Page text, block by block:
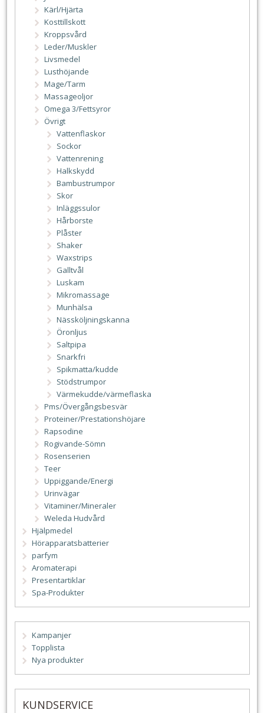
Kärl/Hjärta
Kosttillskott
Kroppsvård
Leder/Muskler
Livsmedel
Lusthöjande
Mage/Tarm
Massageoljor
Omega 3/Fettsyror
Övrigt
Vattenflaskor
Sockor
Vattenrening
Halkskydd
Bambustrumpor
Skor
Inläggssulor
Hårborste
Plåster
Shaker
Waxstrips
Galltvål
Luskam
Mikromassage
Munhälsa
Nässköljningskanna
Öronljus
Saltpipa
Snarkfri
Spikmatta/kudde
Stödstrumpor
Värmekudde/värmeflaska
Pms/Övergångsbesvär
Proteiner/Prestationshöjare
Rapsodine
Rogivande-Sömn
Rosenserien
Teer
Uppiggande/Energi
Urinvägar
Vitaminer/Mineraler
Weleda Hudvård
Hjälpmedel
Hörapparatsbatterier
parfym
Aromaterapi
Presentartiklar
Spa-Produkter
Kampanjer
Topplista
Nya produkter
KUNDSERVICE